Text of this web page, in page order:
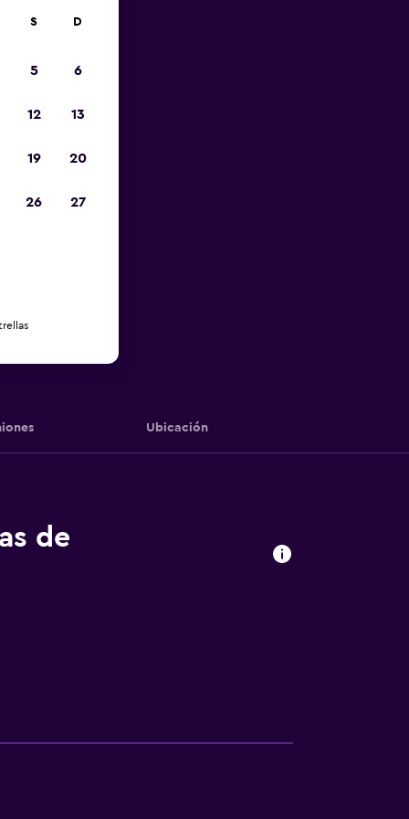
Ubicación
de
S D
5 6
12 13
19 20
26 27